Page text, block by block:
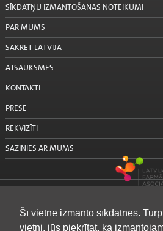
Šī vietne izmanto sīkdatnes.
vietni, jūs piekrītat, ka
SĪKDATŅU IZMANTOŠANAS NOTEIKUMI
PAR MUMS
SAKRET LATVIJA
ATSAUKSMES
KONTAKTI
PRESE
REKVIZĪTI
SAZINIES AR MUMS